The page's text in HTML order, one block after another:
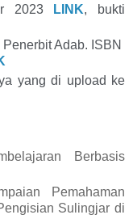
2023
LINK, bukti
Adab. ISBN
yang di upload ke
Berbasis
Pemahaman
Sulingjar di